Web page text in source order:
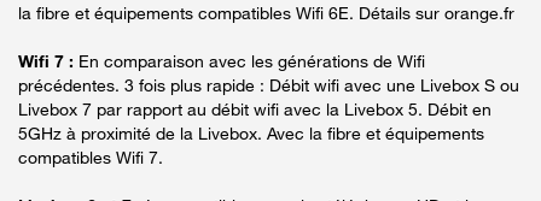
la fibre et équipements compatibles Wifi 6E. Détails sur orange.fr
Wifi 7 : En comparaison avec les générations de Wifi
précédentes. 3 fois plus rapide : Débit wifi avec une Livebox S ou
Livebox 7 par rapport au débit wifi avec la Livebox 5. Débit en
5GHz à proximité de la Livebox. Avec la fibre et équipements
compatibles Wifi 7.